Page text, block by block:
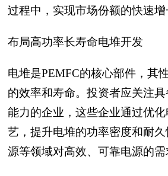
过程中，实现市场份额的快速增
布局高功率长寿命电堆开发
电堆是PEMFC的核心部件，其
的效率和寿命。投资者应关注
能力的企业，这些企业通过优
艺，提升电堆的功率密度和耐
源等领域对高效、可靠电源的需